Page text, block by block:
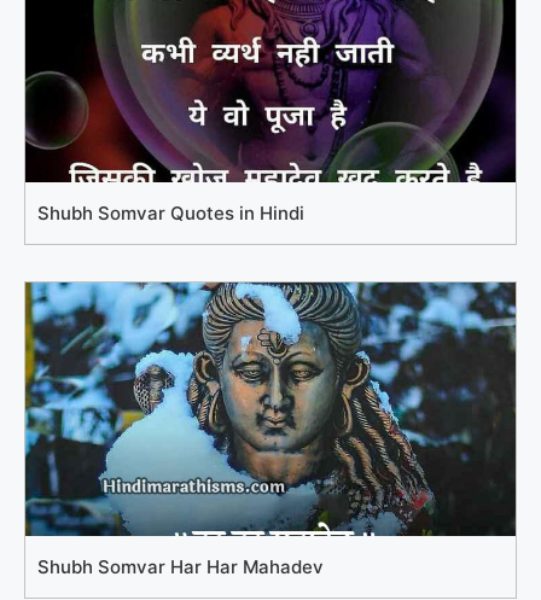
Shubh Somvar Quotes in Hindi
Shubh Somvar Har Har Mahadev